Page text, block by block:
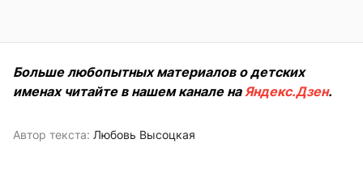
Больше любопытных материалов о детских
именах читайте в нашем канале на Яндекс.Дзен.
Автор текста: Любовь Высоцкая